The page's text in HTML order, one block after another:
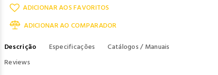
ADICIONAR AOS FAVORITOS
ADICIONAR AO COMPARADOR
Descrição
Especificações
Catálogos / Manuais
Reviews